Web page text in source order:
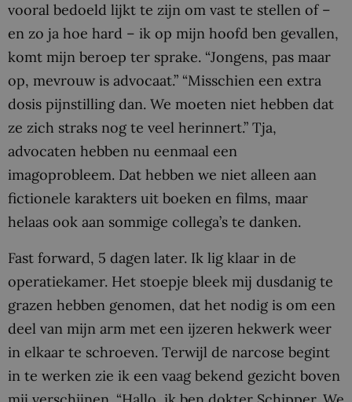
vooral bedoeld lijkt te zijn om vast te stellen of –
en zo ja hoe hard – ik op mijn hoofd ben gevallen,
komt mijn beroep ter sprake. “Jongens, pas maar
op, mevrouw is advocaat.” “Misschien een extra
dosis pijnstilling dan. We moeten niet hebben dat
ze zich straks nog te veel herinnert.” Tja,
advocaten hebben nu eenmaal een
imagoprobleem. Dat hebben we niet alleen aan
fictionele karakters uit boeken en films, maar
helaas ook aan sommige collega’s te danken.
Fast forward, 5 dagen later. Ik lig klaar in de
operatiekamer. Het stoepje bleek mij dusdanig te
grazen hebben genomen, dat het nodig is om een
deel van mijn arm met een ijzeren hekwerk weer
in elkaar te schroeven. Terwijl de narcose begint
in te werken zie ik een vaag bekend gezicht boven